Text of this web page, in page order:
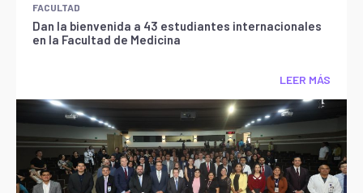
FACULTAD
Dan la bienvenida a 43 estudiantes internacionales
en la Facultad de Medicina
LEER MÁS